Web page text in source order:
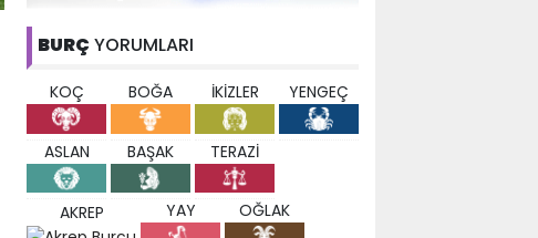
BURÇ YORUMLARI
KOÇ BOĞA İKİZLER YENGEÇ
ASLAN BAŞAK TERAZİ
AKREP YAY OĞLAK